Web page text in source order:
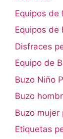
Equipos de
Equipos de
Disfraces
Equipo de
Buzo Niño
Buzo
Buzo mujer
Etiquetas